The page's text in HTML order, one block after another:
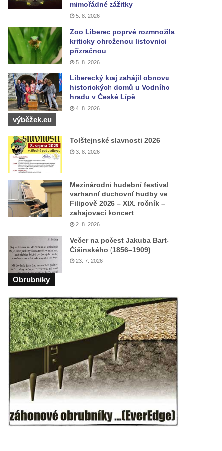
mimořádné zážitky
5. 8. 2026
Zoo Liberec poprvé rozmnožila
kriticky ohroženou listovnici
přízračnou
5. 8. 2026
Liberecký kraj zahájil obnovu
historických domů u Vodního
hradu v České Lípě
4. 8. 2026
výběžek.eu
Tolštejnské slavnosti 2026
3. 8. 2026
Mezinárodní hudební festival
varhanní duchovní hudby ve
Filipově 2026 – XIX. ročník –
zahajovací koncert
2. 8. 2026
Večer na počest Jakuba Bart-
Ćišinského (1856–1909)
23. 7. 2026
Obrubniky